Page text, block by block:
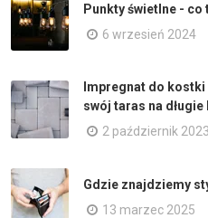
Punkty świetlne -
6 wrzesień 2024
Impregnat do
swój taras na długie
2 październik 2023
Gdzie znajdziemy
13 marzec 2025